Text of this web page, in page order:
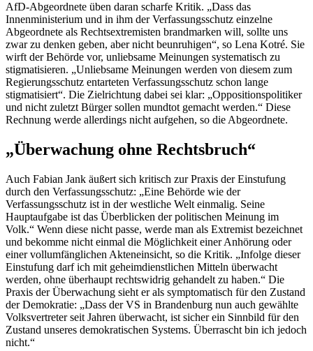
AfD-Abgeordnete üben daran scharfe Kritik. „Dass das
Innenministerium und in ihm der Verfassungsschutz einzelne
Abgeordnete als Rechtsextremisten brandmarken will, sollte uns
zwar zu denken geben, aber nicht beunruhigen“, so Lena Kotré. Sie
wirft der Behörde vor, unliebsame Meinungen systematisch zu
stigmatisieren. „Unliebsame Meinungen werden von diesem zum
Regierungsschutz entarteten Verfassungsschutz schon lange
stigmatisiert“. Die Zielrichtung dabei sei klar: „Oppositionspolitiker
und nicht zuletzt Bürger sollen mundtot gemacht werden.“ Diese
Rechnung werde allerdings nicht aufgehen, so die Abgeordnete.
„Überwachung ohne Rechtsbruch“
Auch Fabian Jank äußert sich kritisch zur Praxis der Einstufung
durch den Verfassungsschutz: „Eine Behörde wie der
Verfassungsschutz ist in der westliche Welt einmalig. Seine
Hauptaufgabe ist das Überblicken der politischen Meinung im
Volk.“ Wenn diese nicht passe, werde man als Extremist bezeichnet
und bekomme nicht einmal die Möglichkeit einer Anhörung oder
einer vollumfänglichen Akteneinsicht, so die Kritik. „Infolge dieser
Einstufung darf ich mit geheimdienstlichen Mitteln überwacht
werden, ohne überhaupt rechtswidrig gehandelt zu haben.“ Die
Praxis der Überwachung sieht er als symptomatisch für den Zustand
der Demokratie: „Dass der VS in Brandenburg nun auch gewählte
Volksvertreter seit Jahren überwacht, ist sicher ein Sinnbild für den
Zustand unseres demokratischen Systems. Überrascht bin ich jedoch
nicht.“